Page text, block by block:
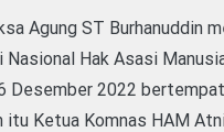
Agung ST Burhanuddin
Hak Asasi
Desember 2022
Ketua Komnas HAM